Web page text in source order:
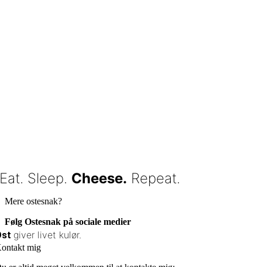
Eat. Sleep. Cheese. Repeat.
Mere ostesnak?
Følg Ostesnak på sociale medier
giver livet kulør.
mig